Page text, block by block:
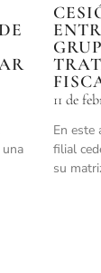
11 de
En este
filial
su